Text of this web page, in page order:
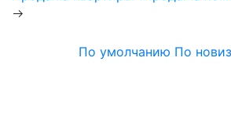
По умолчанию По